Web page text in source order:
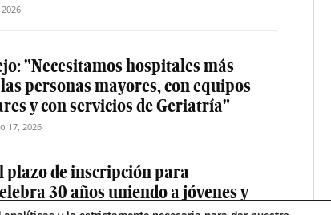
"Necesitamos hospitales más
personas mayores, con equipos
y con servicios de Geriatría"
17, 2026
plazo de inscripción para
30 años uniendo a jóvenes y